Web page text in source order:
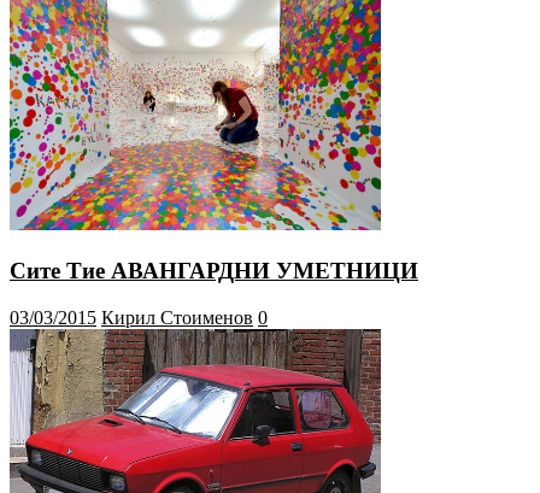
Сите Тие АВАНГАРДНИ УМЕТНИЦИ
03/03/2015 Кирил Стоименов 0